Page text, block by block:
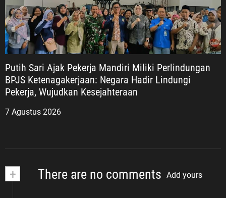
Putih Sari Ajak Pekerja Mandiri Miliki Perlindungan
BPJS Ketenagakerjaan: Negara Hadir Lindungi
Pekerja, Wujudkan Kesejahteraan
7 Agustus 2026
+ There are no comments Add yours